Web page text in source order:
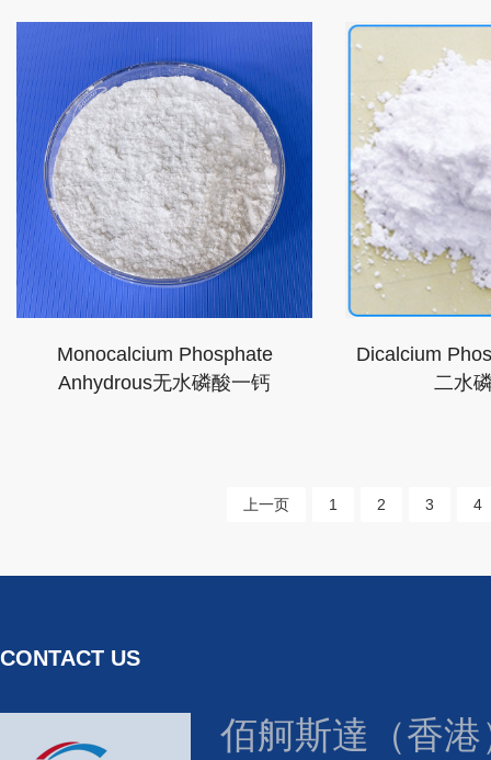
Monocalcium Phosphate
Anhydrous无水磷酸一钙
Dicalcium
二水
上一页 1 2 3 4
CONTACT US
佰舸斯達（香